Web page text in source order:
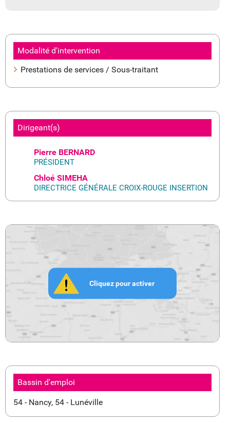
Modalité d'intervention
Prestations de services / Sous-traitant
Dirigeant(s)
Pierre BERNARD
PRÉSIDENT
Chloé SIMEHA
DIRECTRICE GÉNÉRALE CROIX-ROUGE INSERTION
Cliquez pour activer
Bassin d'emploi
54 - Nancy, 54 - Lunéville